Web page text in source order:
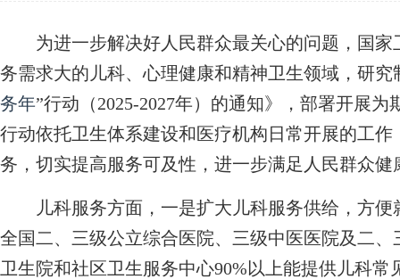
为进一步解决好人民群众最关心的问题，国家
务需求大的儿科、心理健康和精神卫生领域，研究
务年”行动（2025-2027年）的通知》，部署开展
行动依托卫生体系建设和医疗机构日常开展的工
务，切实提高服务可及性，进一步满足人民群众健
儿科服务方面，一是扩大儿科服务供给，方便
全国二、三级公立综合医院、三级中医医院及二
卫生院和社区卫生服务中心90%以上能提供儿科